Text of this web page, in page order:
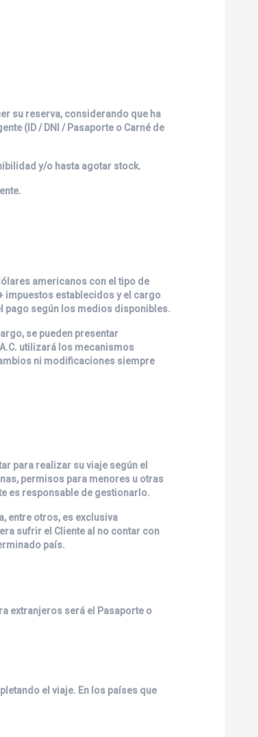
su reserva, considerando que ha
(ID / DNI / Pasaporte o Carné de
y/o hasta agotar stock.
americanos con el tipo de
impuestos establecidos y el cargo
pago según los medios disponibles.
se pueden presentar
utilizará los mecanismos
ni modificaciones siempre
para realizar su viaje según el
permisos para menores u otras
es responsable de gestionarlo.
entre otros, es exclusiva
sufrir el Cliente al no contar con
país.
extranjeros será el Pasaporte o
el viaje. En los países que